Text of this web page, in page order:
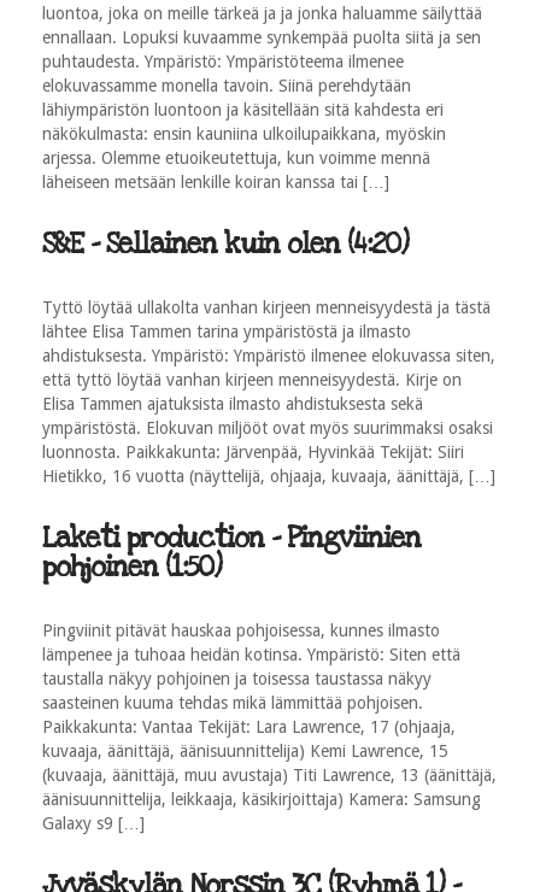
luontoa, joka on meille tärkeä ja ja jonka haluamme säilyttää
ennallaan. Lopuksi kuvaamme synkempää puolta siitä ja sen
puhtaudesta. Ympäristö: Ympäristöteema ilmenee
elokuvassamme monella tavoin. Siinä perehdytään
lähiympäristön luontoon ja käsitellään sitä kahdesta eri
näkökulmasta: ensin kauniina ulkoilupaikkana, myöskin
arjessa. Olemme etuoikeutettuja, kun voimme mennä
läheiseen metsään lenkille koiran kanssa tai […]
S&E - Sellainen kuin olen (4:20)
Tyttö löytää ullakolta vanhan kirjeen menneisyydestä ja tästä
lähtee Elisa Tammen tarina ympäristöstä ja ilmasto
ahdistuksesta. Ympäristö: Ympäristö ilmenee elokuvassa siten,
että tyttö löytää vanhan kirjeen menneisyydestä. Kirje on
Elisa Tammen ajatuksista ilmasto ahdistuksesta sekä
ympäristöstä. Elokuvan miljööt ovat myös suurimmaksi osaksi
luonnosta. Paikkakunta: Järvenpää, Hyvinkää Tekijät: Siiri
Hietikko, 16 vuotta (näyttelijä, ohjaaja, kuvaaja, äänittäjä, […]
Laketi production - Pingviinien
pohjoinen (1:50)
Pingviinit pitävät hauskaa pohjoisessa, kunnes ilmasto
lämpenee ja tuhoaa heidän kotinsa. Ympäristö: Siten että
taustalla näkyy pohjoinen ja toisessa taustassa näkyy
saasteinen kuuma tehdas mikä lämmittää pohjoisen.
Paikkakunta: Vantaa Tekijät: Lara Lawrence, 17 (ohjaaja,
kuvaaja, äänittäjä, äänisuunnittelija) Kemi Lawrence, 15
(kuvaaja, äänittäjä, muu avustaja) Titi Lawrence, 13 (äänittäjä,
äänisuunnittelija, leikkaaja, käsikirjoittaja) Kamera: Samsung
Galaxy s9 […]